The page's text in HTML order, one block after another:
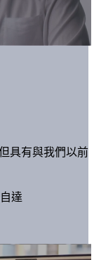
具有與我們以前
達